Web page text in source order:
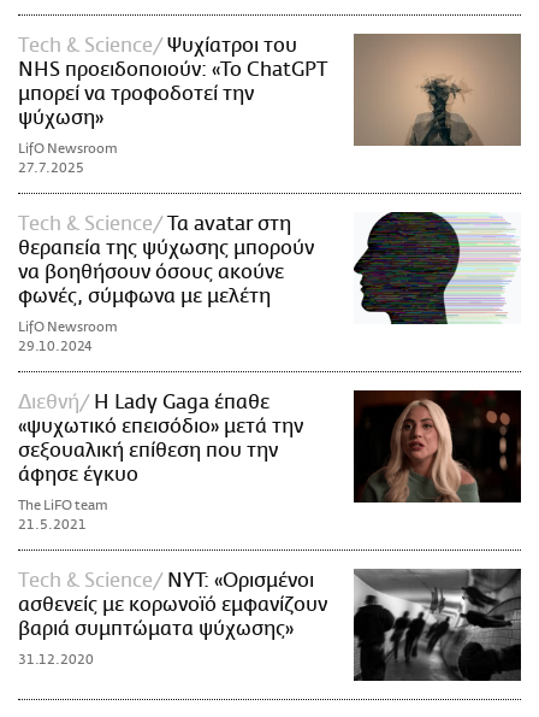
Τech & Science
Ψυχίατροι του
NHS προειδοποιούν: «Το ChatGPT
μπορεί να τροφοδοτεί την
ψύχωση»
LifO Newsroom
27.7.2025
Τech & Science
Τα avatar στη
θεραπεία της ψύχωσης μπορούν
να βοηθήσουν όσους ακούνε
φωνές, σύμφωνα με μελέτη
LifO Newsroom
29.10.2024
Διεθνή
Η Lady Gaga έπαθε
«ψυχωτικό επεισόδιο» μετά την
σεξουαλική επίθεση που την
άφησε έγκυο
The LiFO team
21.5.2021
Τech & Science
NYT: «Ορισμένοι
ασθενείς με κορωνοϊό εμφανίζουν
βαριά συμπτώματα ψύχωσης»
31.12.2020